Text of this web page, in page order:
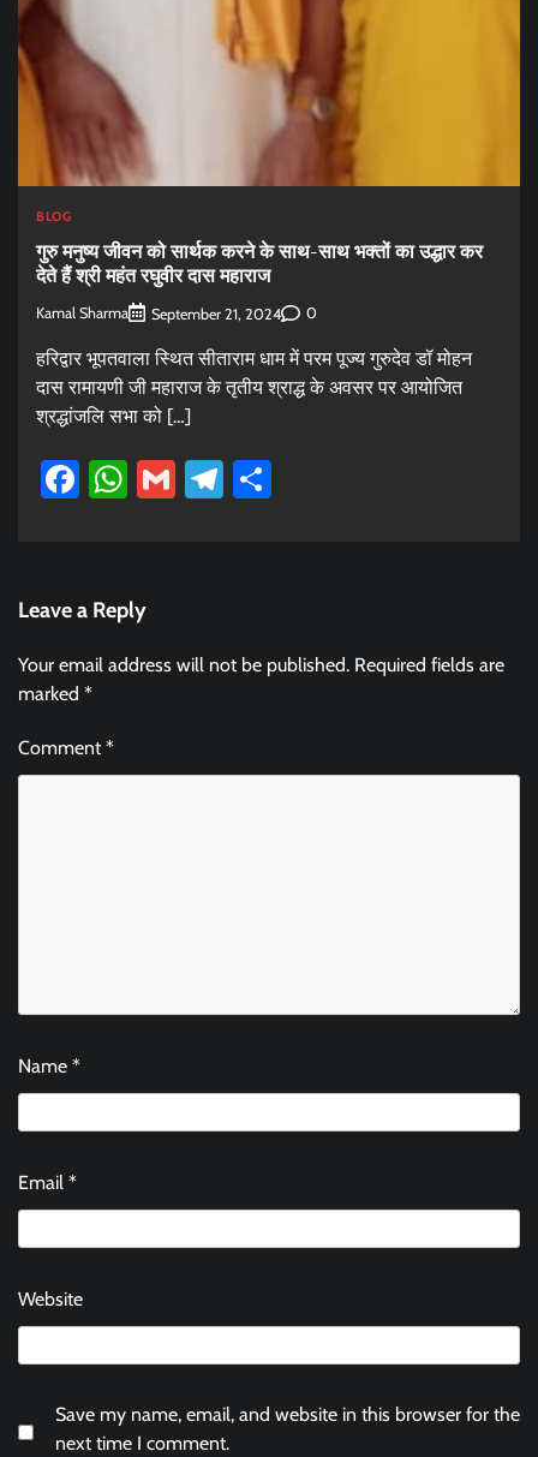
BLOG
गुरु मनुष्य जीवन को सार्थक करने के साथ-साथ भक्तों का उद्धार कर
देते हैं श्री महंत रघुवीर दास महाराज
Kamal Sharma September 21, 2024 0
हरिद्वार भूपतवाला स्थित सीताराम धाम में परम पूज्य गुरुदेव डॉ मोहन
दास रामायणी जी महाराज के तृतीय श्राद्ध के अवसर पर आयोजित
श्रद्धांजलि सभा को […]
Facebook
WhatsApp
GmailTelegram
Leave a Reply
Your email address will not be published. Required fields are
marked *
Comment*
Name *
Email *
Website
Save my name, email, and website in this browser for the
next time I comment.